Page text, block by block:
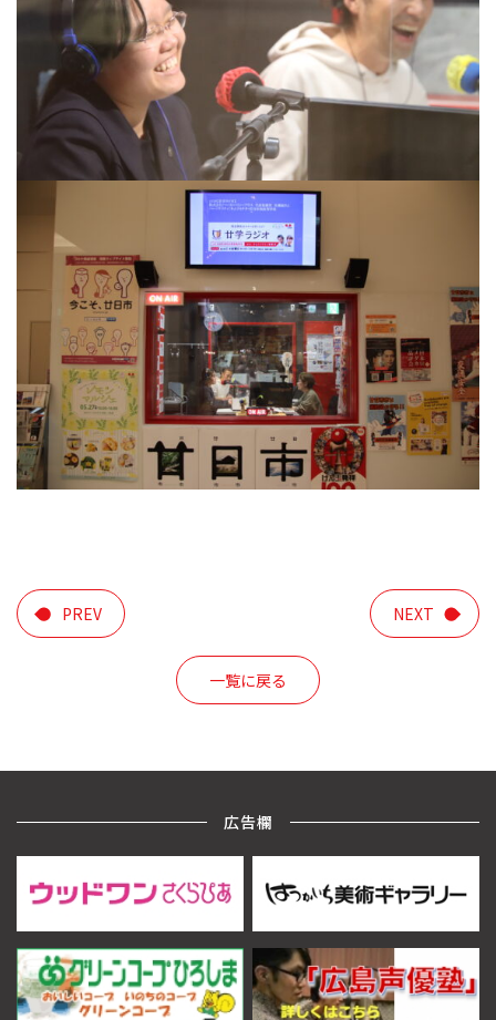
PREV
一覧に戻る
NEXT
広告欄